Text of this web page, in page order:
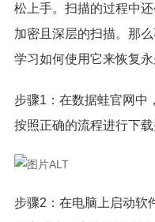
松上手。扫描的过程中
加密且深层的扫描。那
学习如何使用它来恢复永
步骤1：在数据蛙官网中
按照正确的流程进行下载
步骤2：在电脑上启动软